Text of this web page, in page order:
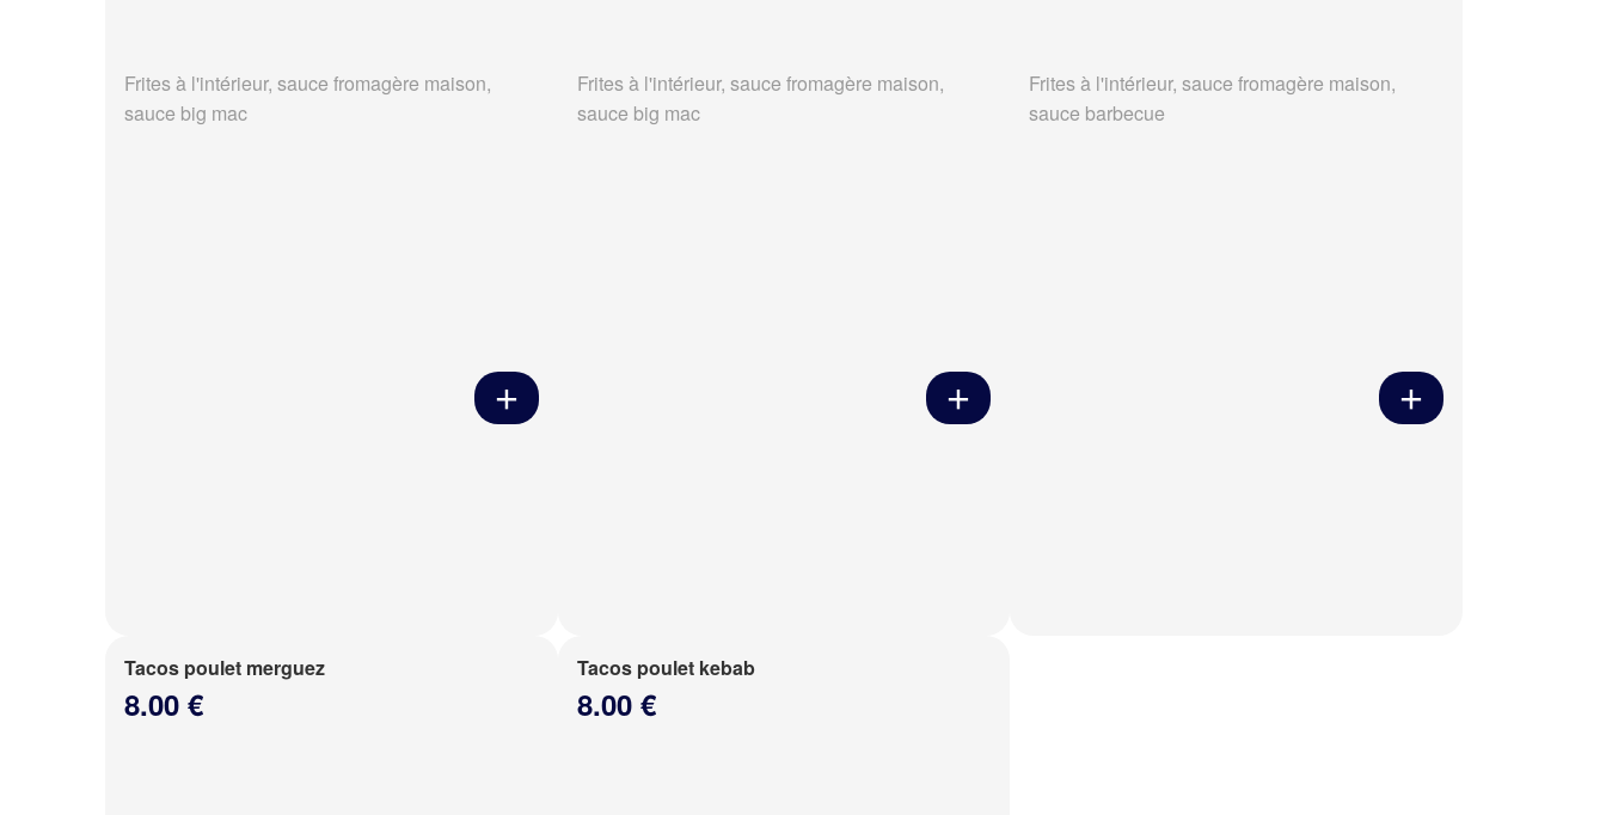
Frites à l'intérieur, sauce fromagère maison,
sauce big mac
Frites à l'intérieur, sauce fromagère maison,
sauce big mac
Frites à l'intérieur, sauce fromagère maison,
sauce barbecue
Tacos poulet merguez
8.00 €
Tacos poulet kebab
8.00 €